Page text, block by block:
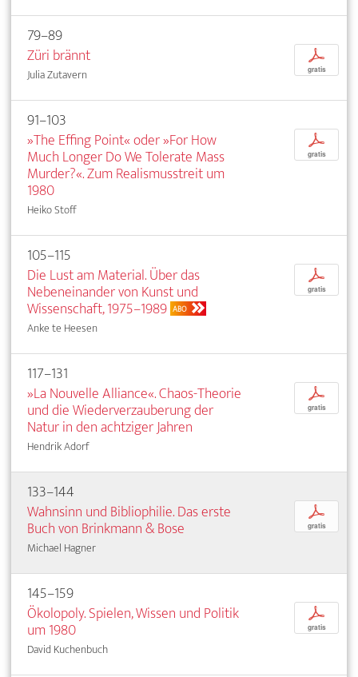
79–89
Züri brännt
Julia Zutavern
p
gratis
91–103
»The Effing Point« oder »For How
Much Longer Do We Tolerate Mass
Murder?«. Zum Realismusstreit um
1980
Heiko Stoff
p
gratis
105–115
Die Lust am Material. Über das
Nebeneinander von Kunst und
Wissenschaft, 1975–1989 ABO
Anke te Heesen
p
gratis
117–131
»La Nouvelle Alliance«. Chaos-Theorie
und die Wiederverzauberung der
Natur in den achtziger Jahren
Hendrik Adorf
p
gratis
133–144
Wahnsinn und Bibliophilie. Das erste
Buch von Brinkmann & Bose
Michael Hagner
p
gratis
145–159
Ökolopoly. Spielen, Wissen und Politik
um 1980
David Kuchenbuch
p
gratis